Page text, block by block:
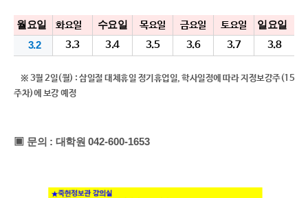
​월요일 화요일 수요일 목요일 금요일 토요일
일요일
3.2
3.3 3.4 3.5 3.6 3.7 3.8
※ 3월 2일(월) : 삼일절 대체휴일 정기휴업일, 학사일정에 따라 지정보강주(15
주차)에 보강 예정
▣ 문의 : 대학원 042-600-1653